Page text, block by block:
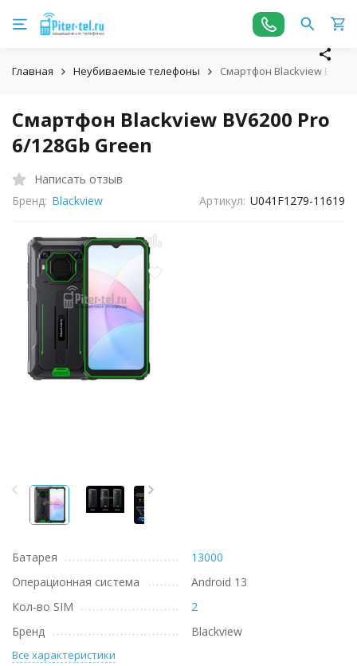
Главная Неубиваемые телефоны Смартфон Blackview
Смартфон Blackview BV6200 Pro
6/128Gb Green
Написать отзыв
Бренд: Blackview Артикул: U041F1279-11619
Батарея
13000
Операционная система
Android 13
Кол-во SIM
2
Бренд
Blackview
Все характеристики